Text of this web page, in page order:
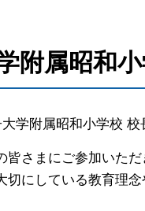
附属昭和
学附属昭和小学校
さまにご参加いただ
にしている教育理